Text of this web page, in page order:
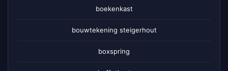
boekenkast
bouwtekening steigerhout
boxspring